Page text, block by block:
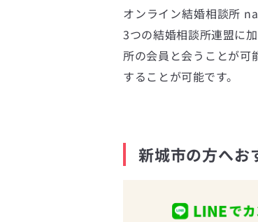
オンライン結婚相談所
3つの結婚相談所連盟に
所の会員と会うことが可
することが可能です。
新城市の方へ